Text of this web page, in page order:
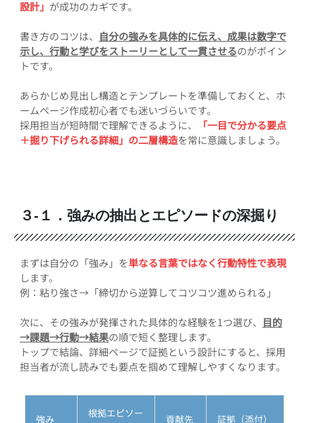
設計」 が成功のカギです。
書き方のコツは、 自分の強みを具体的に伝え、成果は数字で
示し、行動と学びをストーリーとして一貫させるのがポイン
トです。
あらかじめ見出し構造とテンプレートを準備しておくと、ホ
ームページ作成初心者でも迷いづらいです。
採用担当が短時間で理解できるように、
「一目で分かる要点
＋掘り下げられる詳細」の二層構造を常に意識しましょう。
３-１．強みの抽出とエピソードの深掘り
まずは自分の「強み」を単なる言葉ではなく行動特性で表現
します。
例：粘り強さ→「締切から逆算してコツコツ進められる」
次に、その強みが発揮された具体的な経験を1つ選び、 目的
→課題→行動→結果の順で短く整理します。
トップで結論、詳細ページで証拠という設計にすると、採用
担当者が流し読みでも要点を掴めて理解しやすくなります。
強み
根拠エピソー
貢献先 証拠（添付）